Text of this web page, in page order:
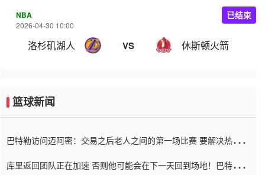
NBA
2026-04-30 10:00
洛杉矶湖人 VS 休斯顿火箭
已结束
篮球新闻
巴特勒访问迈阿密：交易之后老人之间的第一场比赛 要解决热情的
库里返回团队正在加速 否则他可能会在下一天回到场地！巴特勒迈